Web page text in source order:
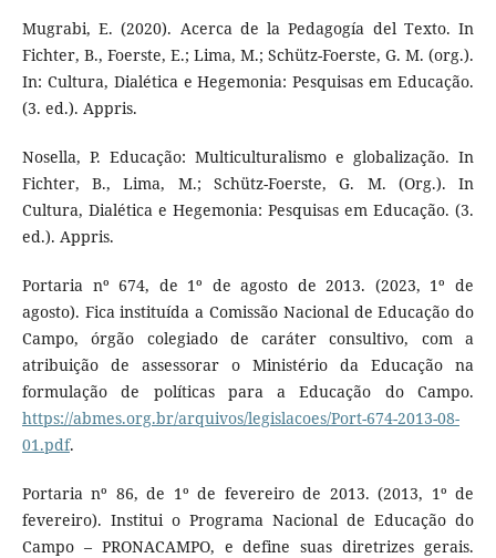
Mugrabi, E. (2020). Acerca de la Pedagogía del Texto. In
Fichter, B., Foerste, E.; Lima, M.; Schütz-Foerste, G. M. (org.).
In: Cultura, Dialética e Hegemonia: Pesquisas em Educação.
(3. ed.). Appris.
Nosella, P. Educação: Multiculturalismo e globalização. In
Fichter, B., Lima, M.; Schütz-Foerste, G. M. (Org.). In
Cultura, Dialética e Hegemonia: Pesquisas em Educação. (3.
ed.). Appris.
Portaria nº 674, de 1º de agosto de 2013. (2023, 1º de
agosto). Fica instituída a Comissão Nacional de Educação do
Campo, órgão colegiado de caráter consultivo, com a
atribuição de assessorar o Ministério da Educação na
formulação de políticas para a Educação do Campo.
https://abmes.org.br/arquivos/legislacoes/Port-674-2013-08-
01.pdf.
Portaria nº 86, de 1º de fevereiro de 2013. (2013, 1º de
fevereiro). Institui o Programa Nacional de Educação do
Campo – PRONACAMPO, e define suas diretrizes gerais.